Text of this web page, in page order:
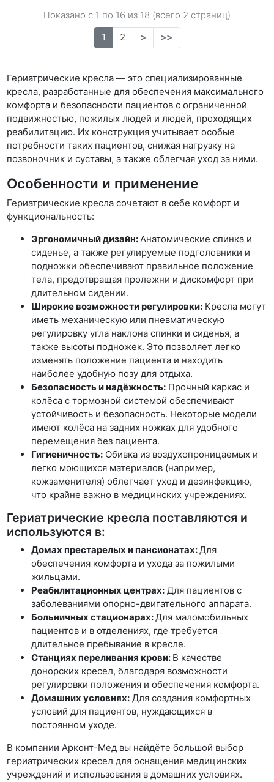
Показано с 1 по 16 из 18 (всего 2 страниц)
1
2 > >>
Гериатрические кресла — это специализированные
кресла, разработанные для обеспечения максимального
комфорта и безопасности пациентов с ограниченной
подвижностью, пожилых людей и людей, проходящих
реабилитацию. Их конструкция учитывает особые
потребности таких пациентов, снижая нагрузку на
позвоночник и суставы, а также облегчая уход за ними.
Особенности и применение
Гериатрические кресла сочетают в себе комфорт и
функциональность:
Эргономичный дизайн: Анатомические спинка и
сиденье, а также регулируемые подголовники и
подножки обеспечивают правильное положение
тела, предотвращая пролежни и дискомфорт при
длительном сидении.
Широкие возможности регулировки: Кресла могут
иметь механическую или пневматическую
регулировку угла наклона спинки и сиденья, а
также высоты подножек. Это позволяет легко
изменять положение пациента и находить
наиболее удобную позу для отдыха.
Безопасность и надёжность: Прочный каркас и
колёса с тормозной системой обеспечивают
устойчивость и безопасность. Некоторые модели
имеют колёса на задних ножках для удобного
перемещения без пациента.
Гигиеничность: Обивка из воздухопроницаемых и
легко моющихся материалов (например,
кожзаменителя) облегчает уход и дезинфекцию,
что крайне важно в медицинских учреждениях.
Гериатрические кресла поставляются и
используются в:
Домах престарелых и пансионатах:Для
обеспечения комфорта и ухода за пожилыми
жильцами.
Реабилитационных центрах: Для пациентов с
заболеваниями опорно-двигательного аппарата.
Больничных стационарах:Для маломобильных
пациентов и в отделениях, где требуется
длительное пребывание в кресле.
Станциях переливания крови: В качестве
донорских кресел, благодаря возможности
регулировки положения и обеспечения комфорта.
Домашних условиях: Для создания комфортных
условий для пациентов, нуждающихся в
постоянном уходе.
В компании Арконт-Мед вы найдёте большой выбор
гериатрических кресел для оснащения медицинских
учреждений и использования в домашних условиях.